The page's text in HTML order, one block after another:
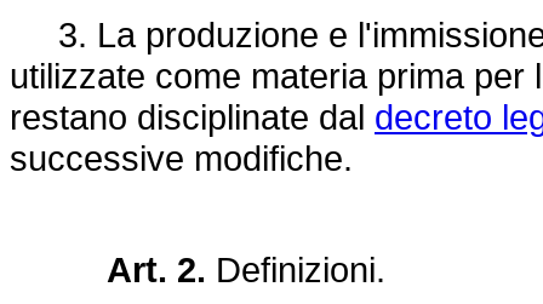
3. La produzione e
utilizzate come materia prima
restano disciplinate dal decreto
successive modifiche.
Art. 2. Definizioni.